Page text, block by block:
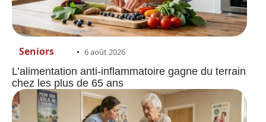
Seniors 6 août 2026
L’alimentation anti-inflammatoire gagne du terrain
chez les plus de 65 ans